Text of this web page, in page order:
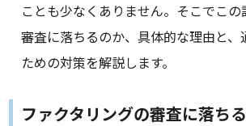
ことも少なくありません。そこでこ
審査に落ちるのか、具体的な理由と、
ための対策を解説します。
ファクタリングの審査に落ち